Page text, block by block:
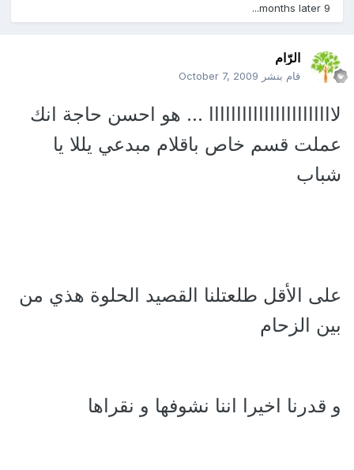
9 months later...
الرّام
قام بنشر October 7, 2009
لااااااااااااااااااااااا ... هو احسن حاجة انك
عملت قسم خاص باقلام مبدعي يللا يا
شباب
على الأقل طلعتلنا القصيد الحلوة هذي من
بين الزحام
و قدرنا اخيرا اننا نشوفها و نقراها